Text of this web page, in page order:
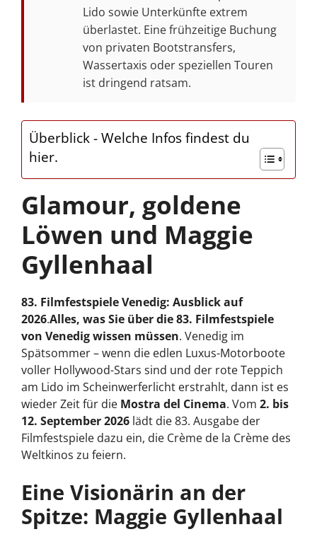
Lido sowie Unterkünfte extrem
überlastet. Eine frühzeitige Buchung
von privaten Bootstransfers,
Wassertaxis oder speziellen Touren
ist dringend ratsam.
Überblick - Welche Infos findest du
hier.
Glamour, goldene
Löwen und Maggie
Gyllenhaal
83. Filmfestspiele Venedig: Ausblick auf
2026.Alles, was Sie über die 83. Filmfestspiele
von Venedig wissen müssen. Venedig im
Spätsommer – wenn die edlen Luxus-Motorboote
voller Hollywood-Stars sind und der rote Teppich
am Lido im Scheinwerferlicht erstrahlt, dann ist es
wieder Zeit für die Mostra del Cinema. Vom 2. bis
12. September 2026 lädt die 83. Ausgabe der
Filmfestspiele dazu ein, die Crème de la Crème des
Weltkinos zu feiern.
Eine Visionärin an der
Spitze: Maggie Gyllenhaal